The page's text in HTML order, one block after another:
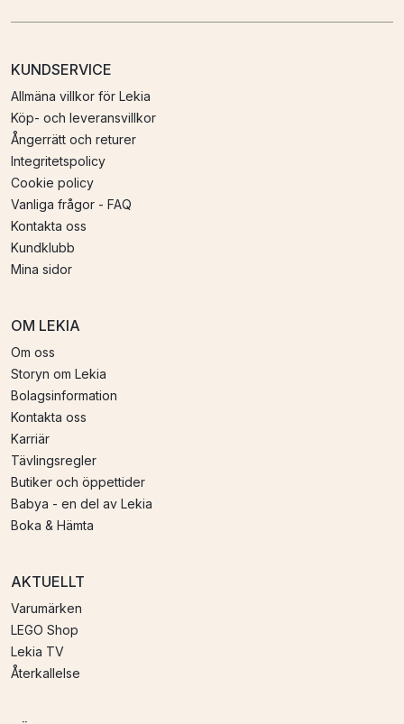
KUNDSERVICE
Allmäna villkor för Lekia
Köp- och leveransvillkor
Ångerrätt och returer
Integritetspolicy
Cookie policy
Vanliga frågor - FAQ
Kontakta oss
Kundklubb
Mina sidor
OM LEKIA
Om oss
Storyn om Lekia
Bolagsinformation
Kontakta oss
Karriär
Tävlingsregler
Butiker och öppettider
Babya - en del av Lekia
Boka & Hämta
AKTUELLT
Varumärken
LEGO Shop
Lekia TV
Återkallelse